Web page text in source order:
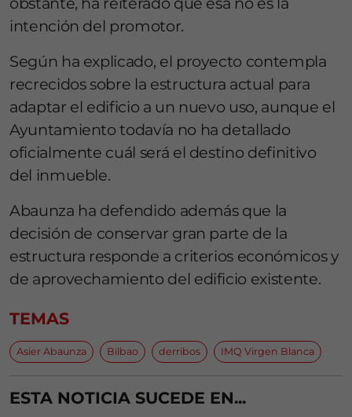
intención del promotor.
Según ha explicado, el proyecto contempla
recrecidos sobre la estructura actual para
adaptar el edificio a un nuevo uso, aunque el
Ayuntamiento todavía no ha detallado
oficialmente cuál será el destino definitivo
del inmueble.
Abaunza ha defendido además que la
decisión de conservar gran parte de la
estructura responde a criterios económicos y
de aprovechamiento del edificio existente.
TEMAS
Asier Abaunza Bilbao derribos IMQ Virgen Blanca
ESTA NOTICIA SUCEDE EN...